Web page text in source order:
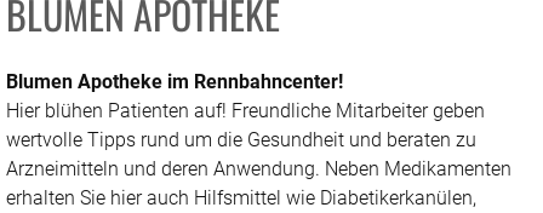
BLUMEN APOTHEKE
Blumen Apotheke im Rennbahncenter!
Hier blühen Patienten auf! Freundliche Mitarbeiter geben
wertvolle Tipps rund um die Gesundheit und beraten zu
Arzneimitteln und deren Anwendung. Neben Medikamenten
erhalten Sie hier auch Hilfsmittel wie Diabetikerkanülen,